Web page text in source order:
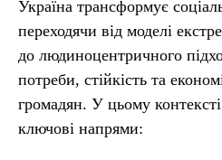
Україна трансформує
переходячи від моделі
до людиноцентричного
потреби, стійкість та
громадян. У цьому
ключові напрями: